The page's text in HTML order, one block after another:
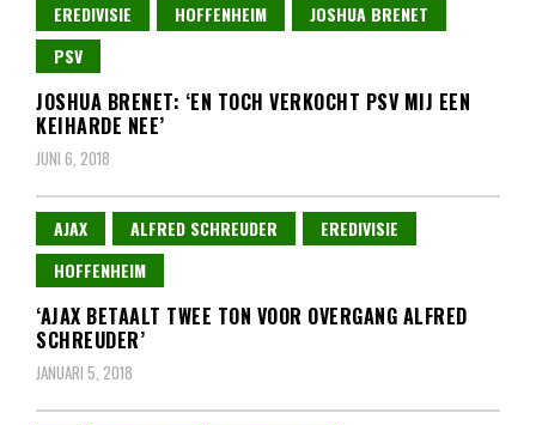
EREDIVISIE HOFFENHEIM
JOSHUA BRENET
PSV
JOSHUA BRENET: ‘EN TOCH VERKOCHT PSV MIJ EEN
KEIHARDE NEE’
JUNI 6, 2018
AJAX ALFRED SCHREUDER
EREDIVISIE
HOFFENHEIM
‘AJAX BETAALT TWEE TON VOOR OVERGANG ALFRED
SCHREUDER’
JANUARI 5, 2018